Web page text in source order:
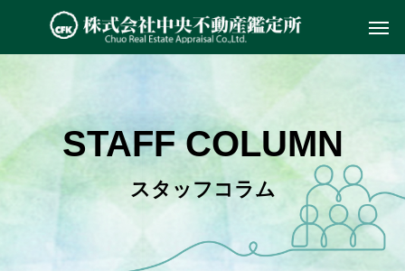
STAFF COLUMN
スタッフコラム